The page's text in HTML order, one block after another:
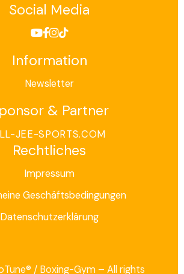
Social Media
Information
Newsletter
& Partner
JEE-SPORTS.COM
Rechtliches
Impressum
Geschäftsbedingungen
Datenschutzerklärung
/ Boxing-Gym – All rights